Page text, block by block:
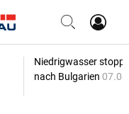
Niedrigwasser
nach Bulgarien